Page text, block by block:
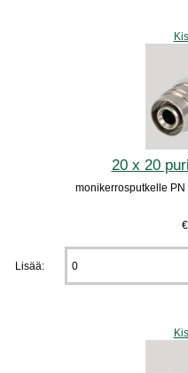
20 x 20
monikerrosputkelle PN
Lisää: